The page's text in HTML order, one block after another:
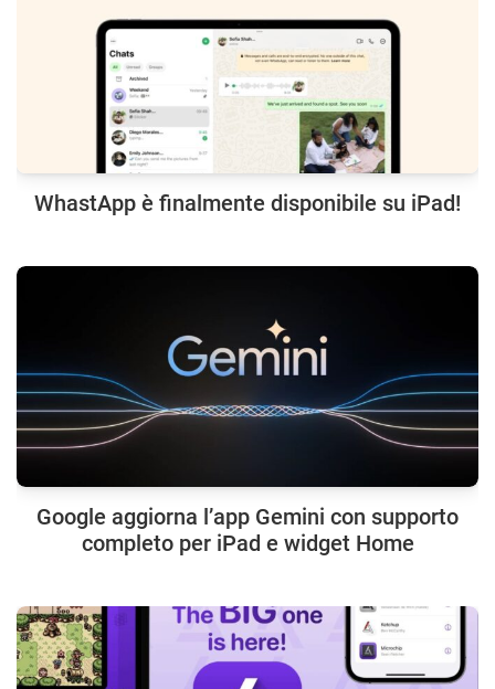
WhastApp è finalmente disponibile su iPad!
Google aggiorna l’app Gemini con supporto
completo per iPad e widget Home